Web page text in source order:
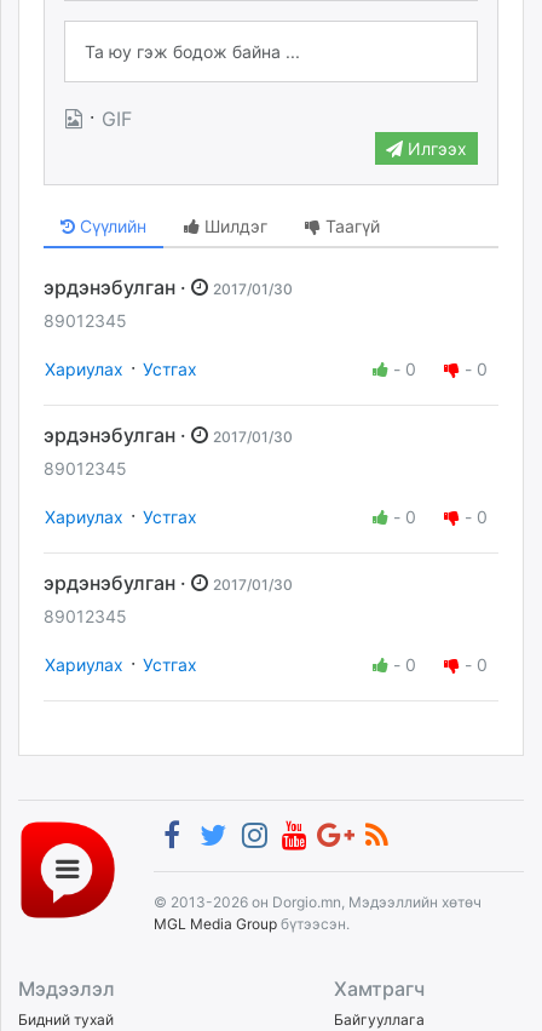
· GIF
Илгээх
Сүүлийн Шилдэг Таагүй
эрдэнэбулган · 2017/01/30
89012345
Хариулах · Устгах - 0 - 0
эрдэнэбулган · 2017/01/30
89012345
Хариулах · Устгах - 0 - 0
эрдэнэбулган · 2017/01/30
89012345
Хариулах · Устгах - 0 - 0
© 2013-2026 он Dorgio.mn, Мэдээллийн хөтөч
MGL Media Group бүтээсэн.
Мэдээлэл
Бидний тухай
Хамтрагч
Байгууллага